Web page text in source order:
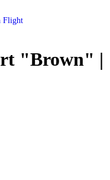
Flight
"Brown" |